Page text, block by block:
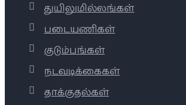
துயிலுமில்லங்கள்
படையணிகள்
குடும்பங்கள்
நடவடிக்கைகள்
தாக்குதல்கள்